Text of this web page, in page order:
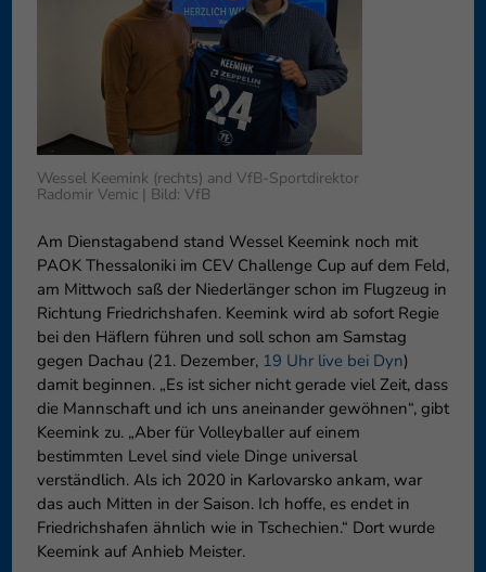
Wessel Keemink (rechts) and VfB-Sportdirektor
Radomir Vemic | Bild: VfB
Am Dienstagabend stand Wessel Keemink noch mit
PAOK Thessaloniki im CEV Challenge Cup auf dem Feld,
am Mittwoch saß der Niederlänger schon im Flugzeug in
Richtung Friedrichshafen. Keemink wird ab sofort Regie
bei den Häflern führen und soll schon am Samstag
gegen Dachau (21. Dezember, 19 Uhr live bei Dyn)
damit beginnen. „Es ist sicher nicht gerade viel Zeit, dass
die Mannschaft und ich uns aneinander gewöhnen“, gibt
Keemink zu. „Aber für Volleyballer auf einem
bestimmten Level sind viele Dinge universal
verständlich. Als ich 2020 in Karlovarsko ankam, war
das auch Mitten in der Saison. Ich hoffe, es endet in
Friedrichshafen ähnlich wie in Tschechien.“ Dort wurde
Keemink auf Anhieb Meister.
können Ihre Einwilligung zu ganzen Kategorien geben oder sich
weitere Informationen anzeigen lassen und so nur bestimmte
Speichern Nur essenzielle Cookies akzeptieren
Zurück
Datenschutzeinstellungen
Essenziell (1)
die einwandfreie Funktion der Website erforderlich.
Cookie-Informationen anzeigen
Externe Medien (6)
Inhalte von Videoplattformen und Social-Media-Plattformen werden
standardmäßig blockiert. Wenn Cookies von externen Medien akzeptiert
werden, bedarf der Zugriff auf diese Inhalte keiner manuellen
Einwilligung mehr.
Cookie-Informationen anzeigen
Datenschutzerklärung Impressum